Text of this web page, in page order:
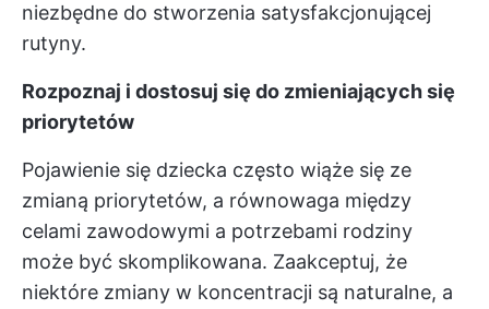
niezbędne do stworzenia satysfakcjonującej
rutyny.
Rozpoznaj i dostosuj się do zmieniających się
priorytetów
Pojawienie się dziecka często wiąże się ze
zmianą priorytetów, a równowaga między
celami zawodowymi a potrzebami rodziny
może być skomplikowana. Zaakceptuj, że
niektóre zmiany w koncentracji są naturalne, a